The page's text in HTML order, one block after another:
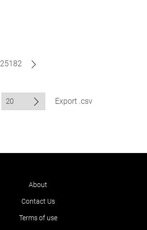
25182
Export .csv
About
Contact Us
Terms of use